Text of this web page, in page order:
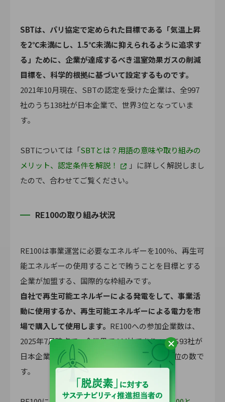
SBTは、パリ協定で定められた目標である「気温上昇
を2℃未満にし、1.5℃未満に抑えられるように追求す
る」ために、企業が達成するべき温室効果ガスの削減
目標を、科学的根拠に基づいて設定するものです。
2021年10月現在、SBTの認定を受けた企業は、全997
社のうち138社が日本企業で、世界3位となっていま
す。
SBTについては「SBTとは？用語の意味や取り組みの
メリット、認定条件を解説！
」に詳しく解説しまし
たので、合わせてご覧ください。
RE100の取り組み状況
RE100は事業運営に必要なエネルギーを100％、再生可
能エネルギーの使用することで賄うことを目標とする
企業が加盟する、国際的な枠組みです。
自社で再生可能エネルギーによる発電をして、事業活
動に使用するか、再生可能エネルギーによる電力を市
場で購入して使用します。 RE100への参加企業数は、
2025年7月時点で、全世界で444社であり、うち93社が
日本企業です。これはアメリカと同率で世界1位の数で
す。